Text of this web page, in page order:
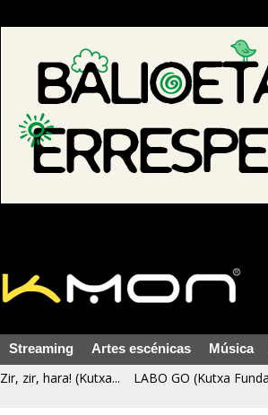
Streaming Artes escénicas Música
Zir, zir, hara! (Kutxa... LABO GO (Kutxa